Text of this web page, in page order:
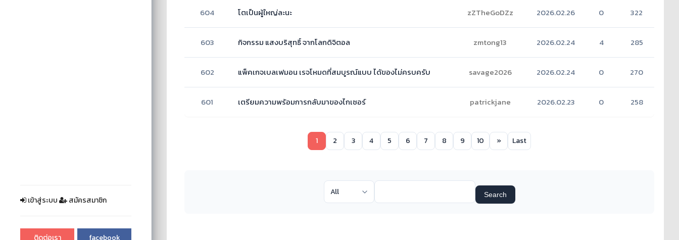
เข้าสู่ระบบ สมัครสมาชิก
ติดต่อเรา facebook
604 โตเป็นผู้ใหญ่ละนะ zZTheGoDZz 2026.02.26 0 322
603 กิจกรรม แสงบริสุทธิ์ จากโลกดิจิตอล zmtong13 2026.02.24 4 285
602 แพ็คเกจเบลเฟมอน เรจโหมดที่สมบูรณ์แบบ ได้ของไม่ครบครับ savage2026 2026.02.24 0 270
601 เตรียมความพร้อมการกลับมาของไกเซอร์ patrickjane 2026.02.23 0 258
1 2 3 4 5 6 7 8 9 10 » Last
Search